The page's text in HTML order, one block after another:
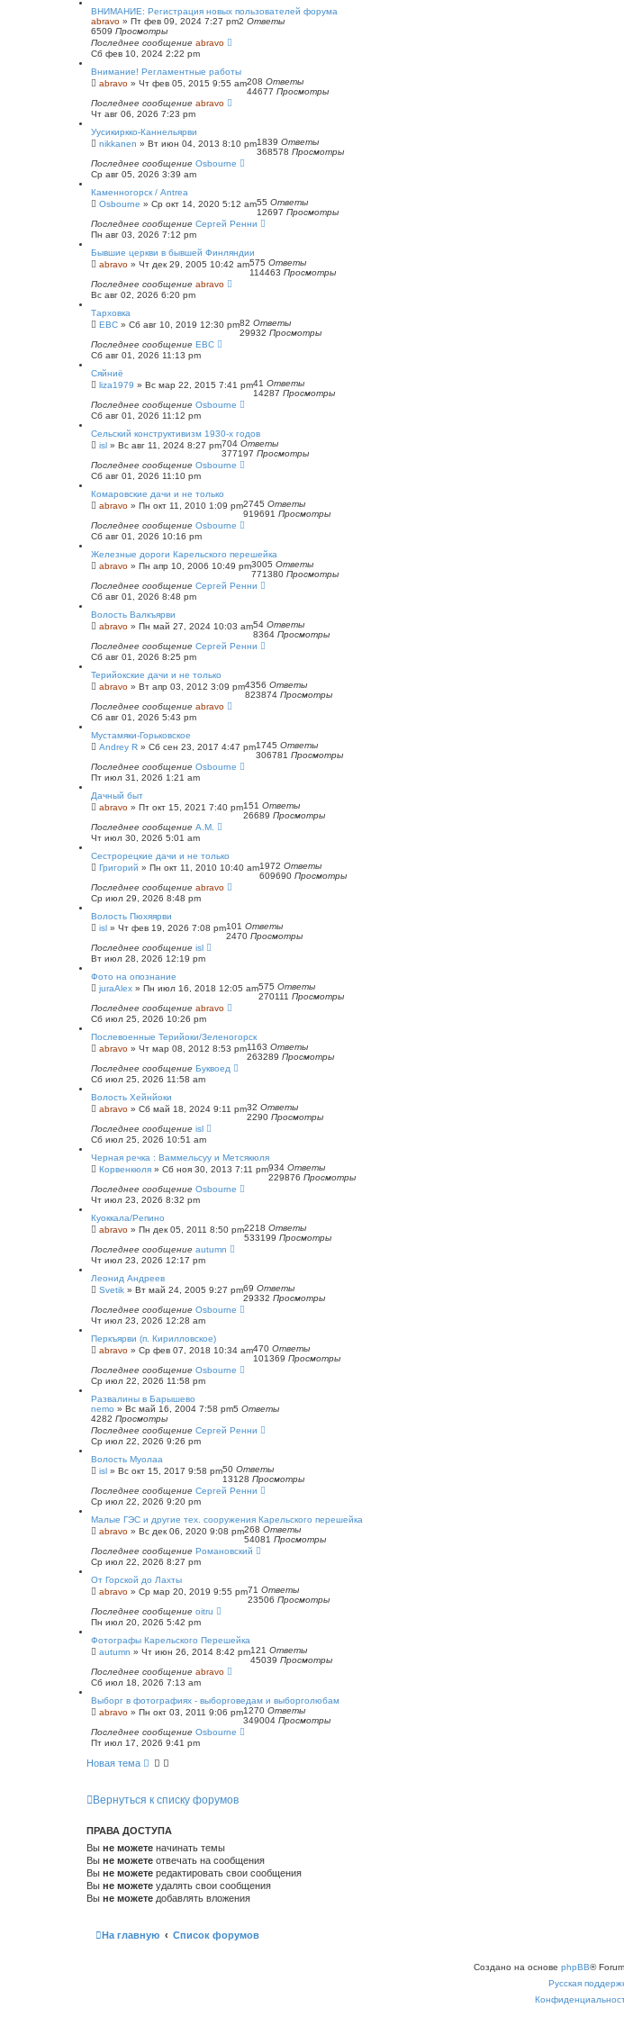
ВНИМАНИЕ: Регистрация новых пользователей форума
abravo » Пт фев 09, 2024 7:27 pm2 Ответы
6509 Просмотры
Последнее сообщение abravo
Сб фев 10, 2024 2:22 pm
Внимание! Регламентные работы
abravo » Чт фев 05, 2015 9:55 am208 Ответы
44677 Просмотры
Последнее сообщение abravo
Чт авг 06, 2026 7:23 pm
Уусикиркко-Каннельярви
nikkanen » Вт июн 04, 2013 8:10 pm1839 Ответы
368578 Просмотры
Последнее сообщение Osbourne
Ср авг 05, 2026 3:39 am
Каменногорск / Antrea
Osbourne » Ср окт 14, 2020 5:12 am55 Ответы
12697 Просмотры
Последнее сообщение Сергей Ренни
Пн авг 03, 2026 7:12 pm
Бывшие церкви в бывшей Финляндии
abravo » Чт дек 29, 2005 10:42 am575 Ответы
114463 Просмотры
Последнее сообщение abravo
Вс авг 02, 2026 6:20 pm
Тарховка
ЕВС » Сб авг 10, 2019 12:30 pm82 Ответы
29932 Просмотры
Последнее сообщение ЕВС
Сб авг 01, 2026 11:13 pm
Сяйниё
liza1979 » Вс мар 22, 2015 7:41 pm41 Ответы
14287 Просмотры
Последнее сообщение Osbourne
Сб авг 01, 2026 11:12 pm
Сельский конструктивизм 1930-х годов
isl » Вс авг 11, 2024 8:27 pm704 Ответы
377197 Просмотры
Последнее сообщение Osbourne
Сб авг 01, 2026 11:10 pm
Комаровские дачи и не только
abravo » Пн окт 11, 2010 1:09 pm2745 Ответы
919691 Просмотры
Последнее сообщение Osbourne
Сб авг 01, 2026 10:16 pm
Железные дороги Карельского перешейка
abravo » Пн апр 10, 2006 10:49 pm3005 Ответы
771380 Просмотры
Последнее сообщение Сергей Ренни
Сб авг 01, 2026 8:48 pm
Волость Валкъярви
abravo » Пн май 27, 2024 10:03 am54 Ответы
8364 Просмотры
Последнее сообщение Сергей Ренни
Сб авг 01, 2026 8:25 pm
Терийокские дачи и не только
abravo » Вт апр 03, 2012 3:09 pm4356 Ответы
823874 Просмотры
Последнее сообщение abravo
Сб авг 01, 2026 5:43 pm
Мустамяки-Горьковское
Andrey R » Сб сен 23, 2017 4:47 pm1745 Ответы
306781 Просмотры
Последнее сообщение Osbourne
Пт июл 31, 2026 1:21 am
Дачный быт
abravo » Пт окт 15, 2021 7:40 pm151 Ответы
26689 Просмотры
Последнее сообщение А.М.
Чт июл 30, 2026 5:01 am
Сестрорецкие дачи и не только
Григорий » Пн окт 11, 2010 10:40 am1972 Ответы
609690 Просмотры
Последнее сообщение abravo
Ср июл 29, 2026 8:48 pm
Волость Пюхяярви
isl » Чт фев 19, 2026 7:08 pm101 Ответы
2470 Просмотры
Последнее сообщение isl
Вт июл 28, 2026 12:19 pm
Фото на опознание
juraAlex » Пн июл 16, 2018 12:05 am575 Ответы
270111 Просмотры
Последнее сообщение abravo
Сб июл 25, 2026 10:26 pm
Послевоенные Терийоки/Зеленогорск
abravo » Чт мар 08, 2012 8:53 pm1163 Ответы
263289 Просмотры
Последнее сообщение Буквоед
Сб июл 25, 2026 11:58 am
Волость Хейнйоки
abravo » Сб май 18, 2024 9:11 pm32 Ответы
2290 Просмотры
Последнее сообщение isl
Сб июл 25, 2026 10:51 am
Черная речка : Ваммельсуу и Метсякюля
Корвенкюля » Сб ноя 30, 2013 7:11 pm934 Ответы
229876 Просмотры
Последнее сообщение Osbourne
Чт июл 23, 2026 8:32 pm
Куоккала/Репино
abravo » Пн дек 05, 2011 8:50 pm2218 Ответы
533199 Просмотры
Последнее сообщение autumn
Чт июл 23, 2026 12:17 pm
Леонид Андреев
Svetik » Вт май 24, 2005 9:27 pm69 Ответы
29332 Просмотры
Последнее сообщение Osbourne
Чт июл 23, 2026 12:28 am
Перкъярви (п. Кирилловское)
abravo » Ср фев 07, 2018 10:34 am470 Ответы
101369 Просмотры
Последнее сообщение Osbourne
Ср июл 22, 2026 11:58 pm
Развалины в Барышево
nemo » Вс май 16, 2004 7:58 pm5 Ответы
4282 Просмотры
Последнее сообщение Сергей Ренни
Ср июл 22, 2026 9:26 pm
Волость Муолаа
isl » Вс окт 15, 2017 9:58 pm50 Ответы
13128 Просмотры
Последнее сообщение Сергей Ренни
Ср июл 22, 2026 9:20 pm
Малые ГЭС и другие тех. сооружения Карельского перешейка
abravo » Вс дек 06, 2020 9:08 pm268 Ответы
54081 Просмотры
Последнее сообщение Романовский
Ср июл 22, 2026 8:27 pm
От Горской до Лахты
abravo » Ср мар 20, 2019 9:55 pm71 Ответы
23506 Просмотры
Последнее сообщение oitru
Пн июл 20, 2026 5:42 pm
Фотографы Карельского Перешейка
autumn » Чт июн 26, 2014 8:42 pm121 Ответы
45039 Просмотры
Последнее сообщение abravo
Сб июл 18, 2026 7:13 am
Выборг в фотографиях - выборговедам и выборголюбам
abravo » Пн окт 03, 2011 9:06 pm1270 Ответы
349004 Просмотры
Последнее сообщение Osbourne
Пт июл 17, 2026 9:41 pm
Новая тема
Вернуться к списку форумов
ПРАВА ДОСТУПА
Вы не можете начинать темы
Вы не можете отвечать на сообщения
Вы не можете редактировать свои сообщения
Вы не можете удалять свои сообщения
Вы не можете добавлять вложения
На главную Список форумов
Создано на основе phpBB®
Русская